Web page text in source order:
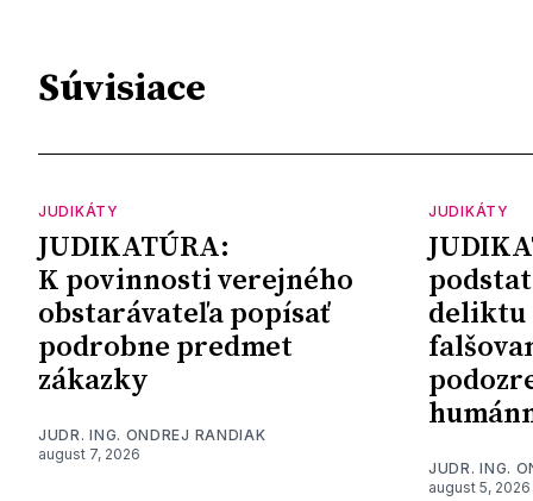
Súvisiace
JUDIKÁTY
JUDIKATÚRA:
K povinnosti verejného
obstarávateľa popísať
podrobne predmet
zákazky
JUDR. ING. ONDREJ RANDIAK
august 7, 2026
JUDIKÁTY
deliktu
JUDR. ING.
august 5, 2026